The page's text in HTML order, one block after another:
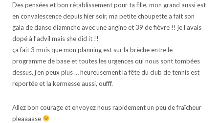
Des pensées et bon rétablissement pour ta fille, mon grand aussi est
en convalescence depuis hier soir, ma petite choupette a fait son
gala de danse diamnche avec une angine et 39 de fièvre !! je l’avais
dopé à l’advil mais she did it !!
ça fait 3 mois que mon planning est sur la brèche entre le
programme de base et toutes les urgences qui nous sont tombées
dessus, j’en peux plus … heureusement la fête du club de tennis est
reportée et la kermesse aussi, oufff.
Allez bon courage et envoyez nous rapidement un peu de fraîcheur
pleaaaase